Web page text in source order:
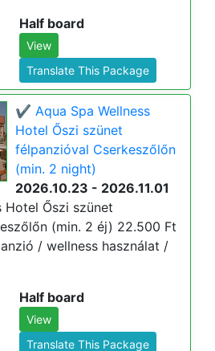
Half board
View
Translate This Package
✔️ Aqua Spa Wellness
Hotel Őszi szünet
félpanzióval Cserkeszőlőn
(min. 2 night)
2026.10.23 - 2026.11.01
Hotel Őszi szünet
(min. 2 éj) 22.500 Ft
/ wellness használat /
Half board
View
Translate This Package